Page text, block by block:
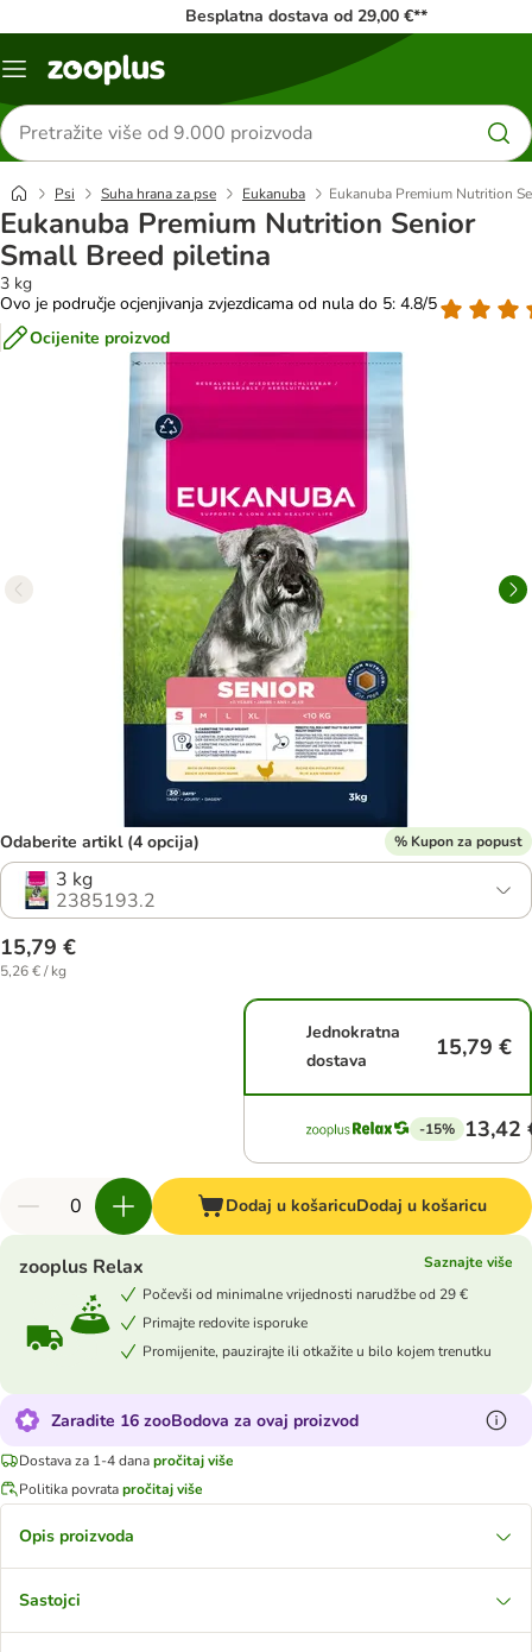
Besplatna dostava od 29,00 €**
Izbornik
Traži
proizvode
Psi Suha hrana za pse Eukanuba Eukanuba Premium Nutrition
Eukanuba Premium Nutrition Senior
Small Breed piletina
3 kg
Ovo je područje ocjenjivanja zvjezdicama od nula do 5: 4.8/5
Ocijenite proizvod
Odaberite artikl (4 opcija) % Kupon za popust
3 kg
2385193.2
15,79 €
5,26 € / kg
Jednokratna
dostava
15,79 €
-15% 13,42
Dodaj u košaricuDodaj u košaricu
zooplus Relax
Saznajte više
Počevši od minimalne vrijednosti narudžbe od 29 €
Primajte redovite isporuke
Promijenite, pauzirajte ili otkažite u bilo kojem trenutku
Zaradite 16 zooBodova za ovaj proizvod
Dostava za 1-4 danapročitaj više
Politika povratapročitaj više
Opis proizvoda
Sastojci